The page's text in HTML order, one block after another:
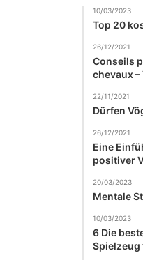
10/03/2023
Top 20
26/12/2021
Conseils
chevaux –
22/11/2021
Dürfen
26/12/2021
Eine
positiver
20/03/2023
Mentale
10/03/2023
6 Die
Spielzeug